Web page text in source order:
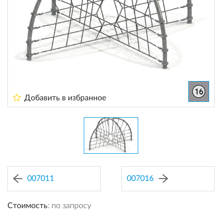
Добавить в избранное
007011 007016
Стоимость: по запросу